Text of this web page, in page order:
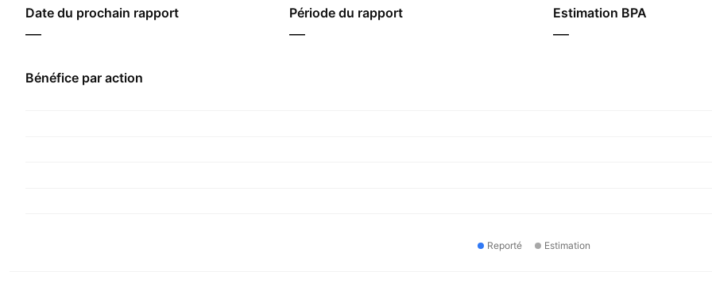
Date du prochain rapport
—
Période du rapport
—
Estimation BPA
—
Bénéfice par action
Reporté Estimation